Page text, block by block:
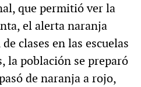
que permitió ver la
el alerta naranja
clases en las escuelas
la población se preparó
de naranja a rojo,